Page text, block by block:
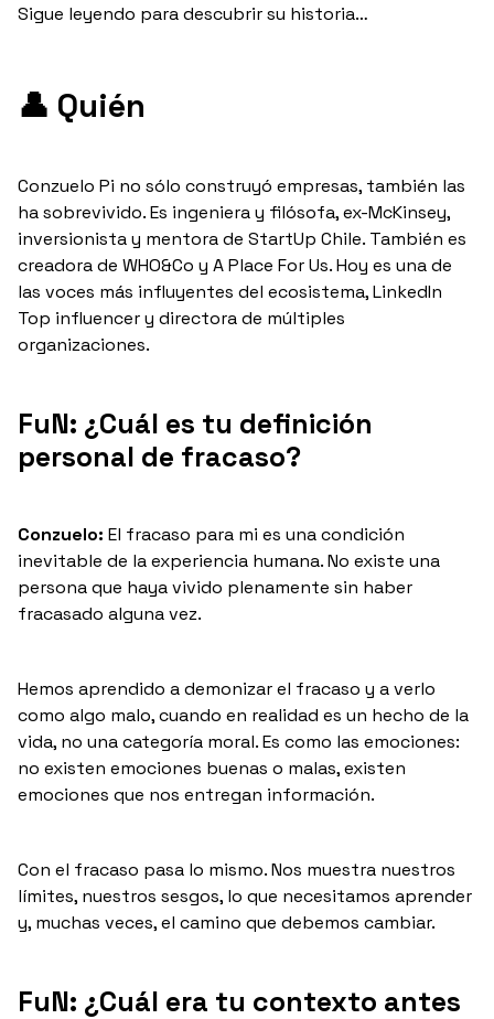
Sigue leyendo para descubrir su historia…
👤 Quién
Conzuelo Pi no sólo construyó empresas, también las
ha sobrevivido. Es ingeniera y filósofa, ex-McKinsey,
inversionista y mentora de StartUp Chile. También es
creadora de WHO&Co y A Place For Us. Hoy es una de
las voces más influyentes del ecosistema, LinkedIn
Top influencer y directora de múltiples
organizaciones.
FuN: ¿Cuál es tu definición
personal de fracaso?
Conzuelo: El fracaso para mi es una condición
inevitable de la experiencia humana. No existe una
persona que haya vivido plenamente sin haber
fracasado alguna vez.
Hemos aprendido a demonizar el fracaso y a verlo
como algo malo, cuando en realidad es un hecho de la
vida, no una categoría moral. Es como las emociones:
no existen emociones buenas o malas, existen
emociones que nos entregan información.
Con el fracaso pasa lo mismo. Nos muestra nuestros
límites, nuestros sesgos, lo que necesitamos aprender
y, muchas veces, el camino que debemos cambiar.
FuN: ¿Cuál era tu contexto antes